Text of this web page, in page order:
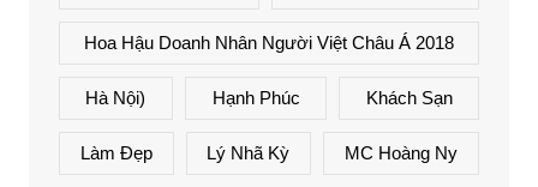
Hoa Hậu Doanh Nhân Người Việt Châu Á 2018
Hà Nội) Hạnh Phúc Khách Sạn
Làm Đẹp Lý Nhã Kỳ MC Hoàng Ny